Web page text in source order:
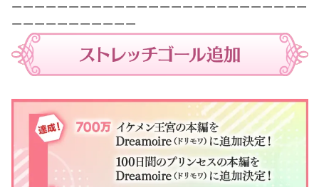
ーーーーーーーーーーーーーーーーーーーーーーーーーー
ーーーーーーーーーーー